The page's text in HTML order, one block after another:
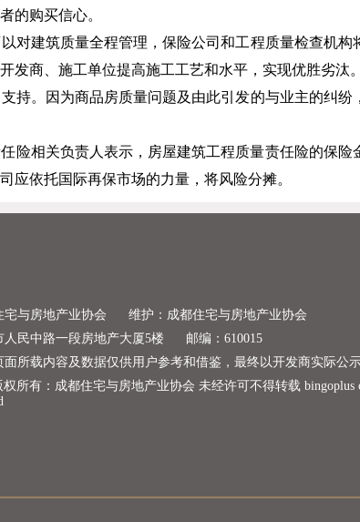
的购买信心。
建筑质量全程管理，保险公司和工程质量检查机构
商、施工单位提高施工工艺和水平，实现优胜劣汰。
。因为商品房质量问题及由此引发的与业主的纠纷
险相关负责人表示，房屋建筑工程质量责任险的保
应依托国际再保市场的力量，将风险分摊。
宅与房地产业协会
维护：成都住宅与房地产业协会
人民中路一段房地产大厦5楼
邮编：610015
面所载内容及数据仅供用户参考和借鉴，最终以开发商实际公
权所有：成都住宅与房地产业协会 未经许可不得转载 bingoplus